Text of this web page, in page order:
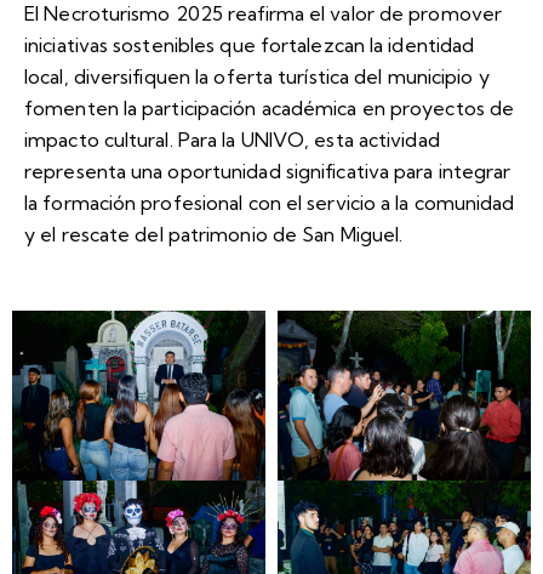
El Necroturismo 2025 reafirma el valor de promover
iniciativas sostenibles que fortalezcan la identidad
local, diversifiquen la oferta turística del municipio y
fomenten la participación académica en proyectos de
impacto cultural. Para la UNIVO, esta actividad
representa una oportunidad significativa para integrar
la formación profesional con el servicio a la comunidad
y el rescate del patrimonio de San Miguel.